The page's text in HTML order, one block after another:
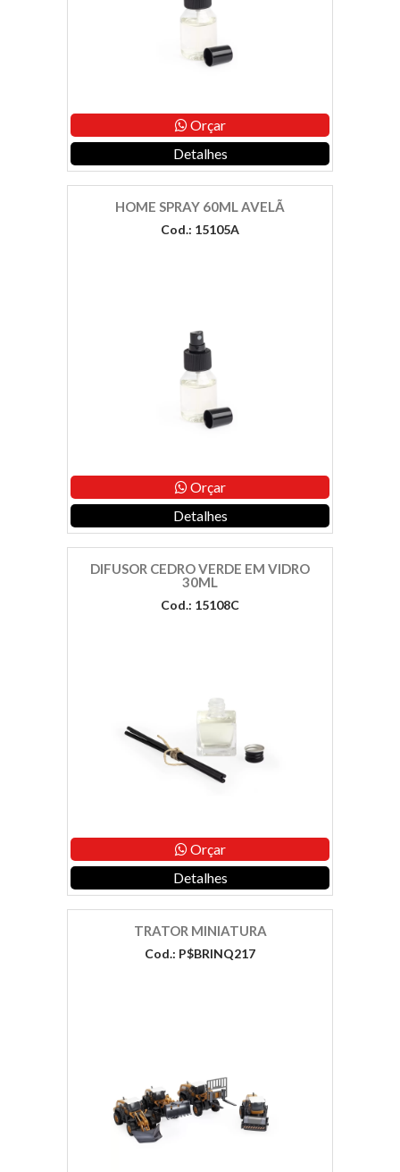
Orçar
Detalhes
HOME SPRAY 60ML AVELÃ
Cod.: 15105A
Orçar
Detalhes
DIFUSOR CEDRO VERDE EM VIDRO
30ML
Cod.: 15108C
Orçar
Detalhes
TRATOR MINIATURA
Cod.: P$BRINQ217